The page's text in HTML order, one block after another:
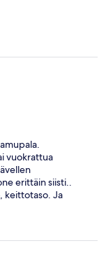
vuokrattua
erittäin siisti..
keittotaso. Ja